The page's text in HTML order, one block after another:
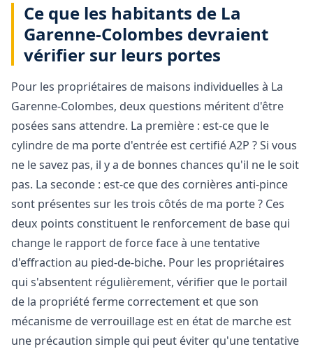
Ce que les habitants de La
Garenne-Colombes devraient
vérifier sur leurs portes
Pour les propriétaires de maisons individuelles à La
Garenne-Colombes, deux questions méritent d'être
posées sans attendre. La première : est-ce que le
cylindre de ma porte d'entrée est certifié A2P ? Si vous
ne le savez pas, il y a de bonnes chances qu'il ne le soit
pas. La seconde : est-ce que des cornières anti-pince
sont présentes sur les trois côtés de ma porte ? Ces
deux points constituent le renforcement de base qui
change le rapport de force face à une tentative
d'effraction au pied-de-biche. Pour les propriétaires
qui s'absentent régulièrement, vérifier que le portail
de la propriété ferme correctement et que son
mécanisme de verrouillage est en état de marche est
une précaution simple qui peut éviter qu'une tentative